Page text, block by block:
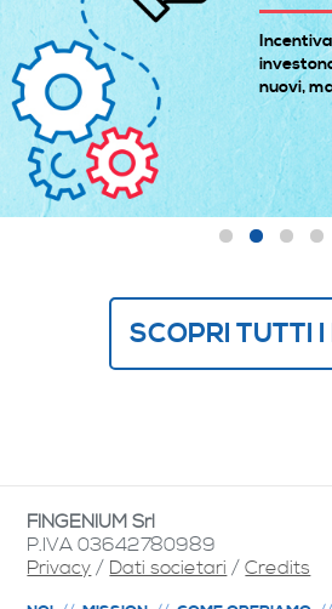
nuovi,
SCOPRI TUTTI I
FINGENIUM Srl
P.IVA 03642780989
Privacy / Dati societari /Credits